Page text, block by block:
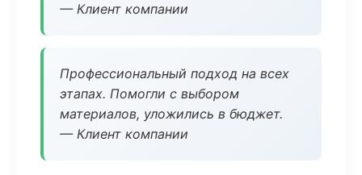
— Клиент компании
Профессиональный подход на всех
этапах. Помогли с выбором
материалов, уложились в бюджет.
— Клиент компании